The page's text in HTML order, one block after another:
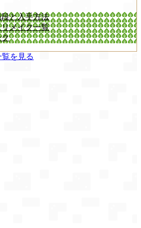
と入手方法
メイク一覧
ク
を見る